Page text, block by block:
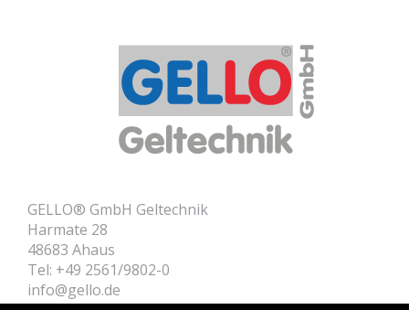
GELLO® GmbH Geltechnik
Harmate 28
48683 Ahaus
Tel: +49 2561/9802-0
info@gello.de